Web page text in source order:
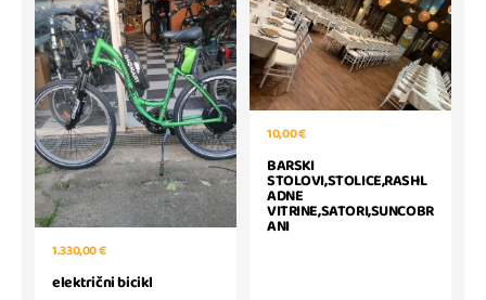
1.330,00 €
električni bicikl
10,00 €
BARSKI
STOLOVI,STOLICE,RASHL
ADNE
VITRINE,SATORI,SUNCOBR
ANI